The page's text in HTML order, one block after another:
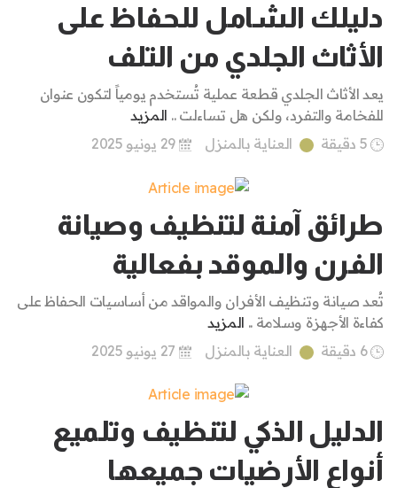
دليلك الشامل للحفاظ على
الأثاث الجلدي من التلف
يعد الأثاث الجلدي قطعة عملية تُستخدم يومياً لتكون عنوان
للفخامة والتفرد، ولكن هل تساءلت .. المزيد
5 دقيقة
العناية بالمنزل 29 يونيو 2025
طرائق آمنة لتنظيف وصيانة
الفرن والموقد بفعالية
تُعد صيانة وتنظيف الأفران والمواقد من أساسيات الحفاظ على
كفاءة الأجهزة وسلامة .. المزيد
6 دقيقة
العناية بالمنزل
الدليل الذكي لتنظيف وتلميع
أنواع الأرضيات جميعها